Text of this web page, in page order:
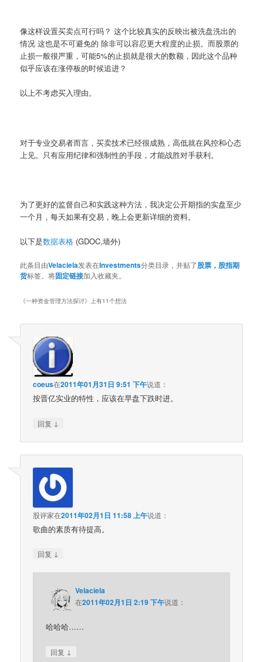
像这样设置买卖点可行吗？ 这个比较真实的反映出被洗盘洗出的
情况 这也是不可避免的 除非可以容忍更大程度的止损。而股票的
止损一般很严重，可能5%的止损就是很大的数额，因此这个品种
似乎应该在涨停板的时候追进？
以上不考虑买入理由。
对于专业交易者而言，买卖技术已经很成熟，高低就在风控和心态
上见。只有应用纪律和强制性的手段，才能战胜对手获利。
为了更好的监督自己和实践这种方法，我决定公开期指的实盘至少
一个月，每天如果有交易，晚上会更新详细的资料。
以下是数据表格 (GDOC,墙外)
此条目由Velaciela发表在Investments分类目录，并贴了股票，股指期
货标签。将固定链接加入收藏夹。
《一种资金管理方法探讨》上有11个想法
coeus在2011年01月31日 9:51 下午说道：
按晋亿实业的特性，应该在早盘下跌时进。
回复 ↓
股评家在2011年02月1日 11:58 上午说道：
歌曲的素质有待提高。
回复 ↓
Velaciela
在2011年02月1日 2:19 下午说道：
哈哈哈……
回复 ↓